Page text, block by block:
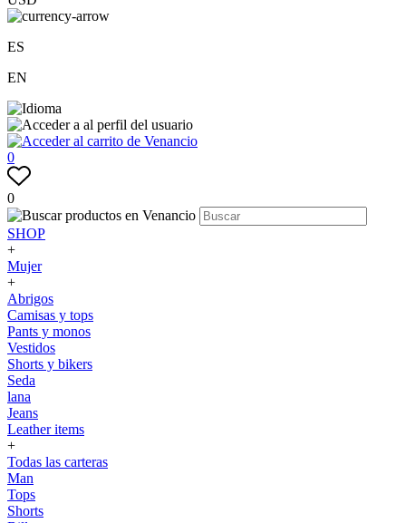
ES
EN
0
0
SHOP
+
Mujer
+
Abrigos
Camisas y tops
Pants y monos
Vestidos
Shorts y bikers
Seda
lana
Jeans
Leather items
+
Todas las carteras
Man
Tops
Shorts